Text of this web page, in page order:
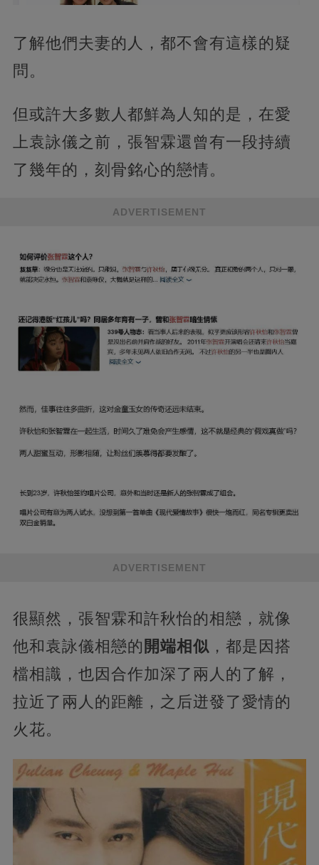
了解他們夫妻的人，都不會有這樣的疑
問。
但或許大多數人都鮮為人知的是，在愛
上袁詠儀之前，張智霖還曾有一段持續
了幾年的，刻骨銘心的戀情。
ADVERTISEMENT
ADVERTISEMENT
很顯然，張智霖和許秋怡的相戀，就像
他和袁詠儀相戀的 開端相似 ，都是因搭
檔相識，也因合作加深了兩人的了解，
拉近了兩人的距離，之后迸發了愛情的
火花。